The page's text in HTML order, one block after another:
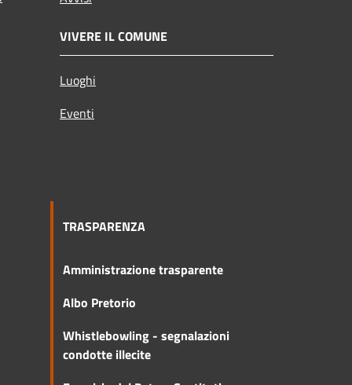
VIVERE IL COMUNE
Luoghi
Eventi
TRASPARENZA
Amministrazione trasparente
Albo Pretorio
Whistlebowling - segnalazioni
condotte illecite